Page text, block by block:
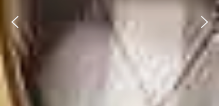
Domáca kuchyňa
Previous Next